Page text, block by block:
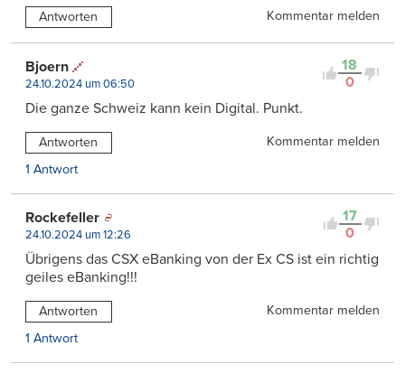
Antworten Kommentar melden
18
0
Bjoern
24.10.2024 um 06:50
Die ganze Schweiz kann kein Digital. Punkt.
Antworten
Kommentar melden
1 Antwort
17
0
Rockefeller
24.10.2024 um 12:26
Übrigens das CSX eBanking von der Ex CS ist ein richtig
geiles eBanking!!!
Antworten
Kommentar melden
1 Antwort